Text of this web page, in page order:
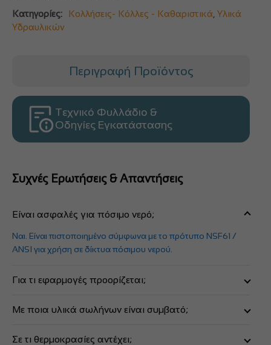
Κατηγορίες:
Κολλήσεις- Κόλλες - Καθαριστικά Υλικά
Υδραυλικών
Περιγραφή Προϊόντος
Τεχνικό Φυλλάδιο &
Οδηγίες Εγκατάστασης
Συχνές Ερωτήσεις & Απαντήσεις
Είναι ασφαλές για πόσιμο νερό;
Ναι. Είναι πιστοποιημένο σύμφωνα με το πρότυπο NSF61 /
ANSI για χρήση σε δίκτυα πόσιμου νερού.
Για τι εφαρμογές προορίζεται;
δίκτυα ύδρευσης, αποχέτευσης και πόσιμου νερού.
Με ποια υλικά σωλήνων είναι συμβατό;
Σε τι θερμοκρασίες αντέχει;